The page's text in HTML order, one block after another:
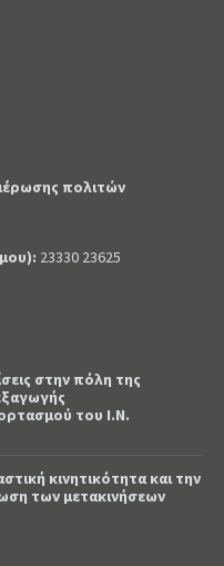
πολιτών
23330 23625
στην πόλη της
του Ι.Ν.
κινητικότητα και την
των μετακινήσεων